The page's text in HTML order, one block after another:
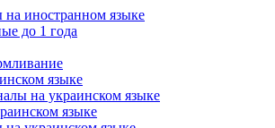
иностранном языке
до 1 года
языке
на украинском языке
языке